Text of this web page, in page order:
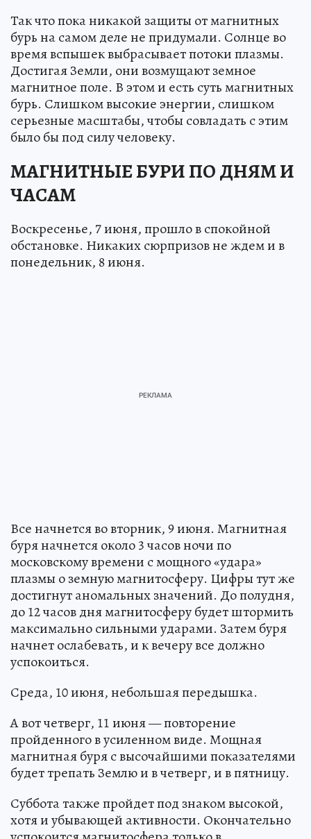
Так что пока никакой защиты от магнитных
бурь на самом деле не придумали. Солнце во
время вспышек выбрасывает потоки плазмы.
Достигая Земли, они возмущают земное
магнитное поле. В этом и есть суть магнитных
бурь. Слишком высокие энергии, слишком
серьезные масштабы, чтобы совладать с этим
было бы под силу человеку.
МАГНИТНЫЕ БУРИ ПО ДНЯМ И
ЧАСАМ
Воскресенье, 7 июня, прошло в спокойной
обстановке. Никаких сюрпризов не ждем и в
понедельник, 8 июня.
Все начнется во вторник, 9 июня. Магнитная
буря начнется около 3 часов ночи по
московскому времени с мощного «удара»
плазмы о земную магнитосферу. Цифры тут же
достигнут аномальных значений. До полудня,
до 12 часов дня магнитосферу будет штормить
максимально сильными ударами. Затем буря
начнет ослабевать, и к вечеру все должно
успокоиться.
Среда, 10 июня, небольшая передышка.
А вот четверг, 11 июня — повторение
пройденного в усиленном виде. Мощная
магнитная буря с высочайшими показателями
будет трепать Землю и в четверг, и в пятницу.
Суббота также пройдет под знаком высокой,
хотя и убывающей активности. Окончательно